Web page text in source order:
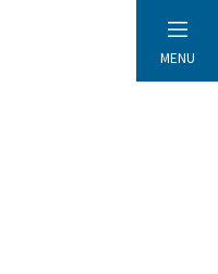
MENU